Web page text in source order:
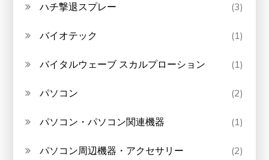
ハチ撃退スプレー (3)
バイオテック (1)
バイタルウェーブ スカルプローション (1)
パソコン (2)
パソコン・パソコン関連機器 (1)
パソコン周辺機器・アクセサリー (2)